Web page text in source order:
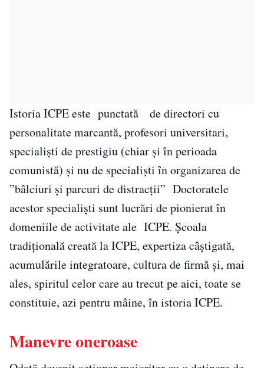
Istoria ICPE este punctată de directori cu
personalitate marcantă, profesori universitari,
specialiști de prestigiu (chiar și în perioada
comunistă) și nu de specialiști în organizarea de
”bâlciuri și parcuri de distracții” Doctoratele
acestor specialiști sunt lucrări de pionierat în
domeniile de activitate ale ICPE. Școala
tradițională creată la ICPE, expertiza câștigată,
acumulările integratoare, cultura de firmă şi, mai
ales, spiritul celor care au trecut pe aici, toate se
constituie, azi pentru mâine, în istoria ICPE.
Manevre oneroase